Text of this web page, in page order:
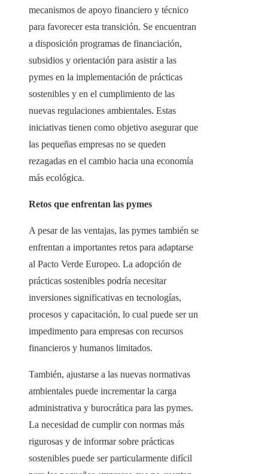
mecanismos de apoyo financiero y técnico
para favorecer esta transición. Se encuentran
a disposición programas de financiación,
subsidios y orientación para asistir a las
pymes en la implementación de prácticas
sostenibles y en el cumplimiento de las
nuevas regulaciones ambientales. Estas
iniciativas tienen como objetivo asegurar que
las pequeñas empresas no se queden
rezagadas en el cambio hacia una economía
más ecológica.
Retos que enfrentan las pymes
A pesar de las ventajas, las pymes también se
enfrentan a importantes retos para adaptarse
al Pacto Verde Europeo. La adopción de
prácticas sostenibles podría necesitar
inversiones significativas en tecnologías,
procesos y capacitación, lo cual puede ser un
impedimento para empresas con recursos
financieros y humanos limitados.
También, ajustarse a las nuevas normativas
ambientales puede incrementar la carga
administrativa y burocrática para las pymes.
La necesidad de cumplir con normas más
rigurosas y de informar sobre prácticas
sostenibles puede ser particularmente difícil